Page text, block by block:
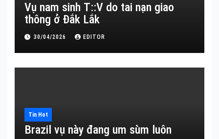
Vụ nam sinh T::V do tai nạn giao
thông ở Đắk Lắk
30/04/2026 EDITOR
Tin Hot
Brazil vụ này đang um sùm luôn